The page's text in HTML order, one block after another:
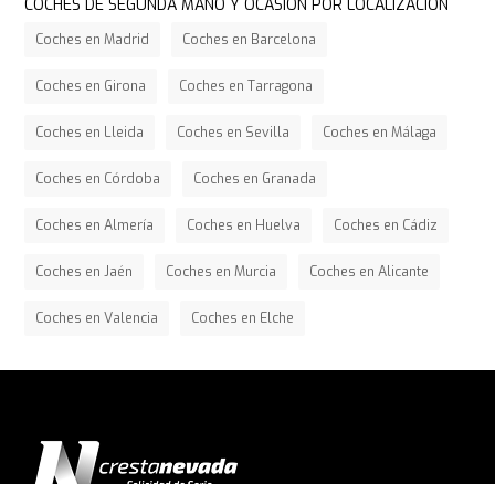
COCHES DE SEGUNDA MANO Y OCASIÓN POR LOCALIZACIÓN
Coches en Madrid Coches en Barcelona
Coches en Girona Coches en Tarragona
Coches en Lleida Coches en Sevilla Coches en Málaga
Coches en Córdoba Coches en Granada
Coches en Almería Coches en Huelva Coches en Cádiz
Coches en Jaén Coches en Murcia Coches en Alicante
Coches en Valencia Coches en Elche